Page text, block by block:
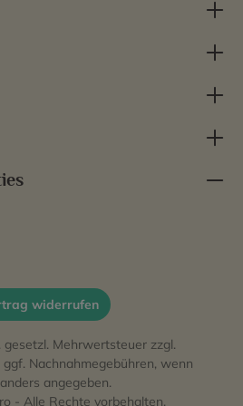
widerrufen
gesetzl. Mehrwertsteuer zzgl.
ggf. Nachnahmegebühren, wenn
angegeben.
- Alle Rechte vorbehalten.